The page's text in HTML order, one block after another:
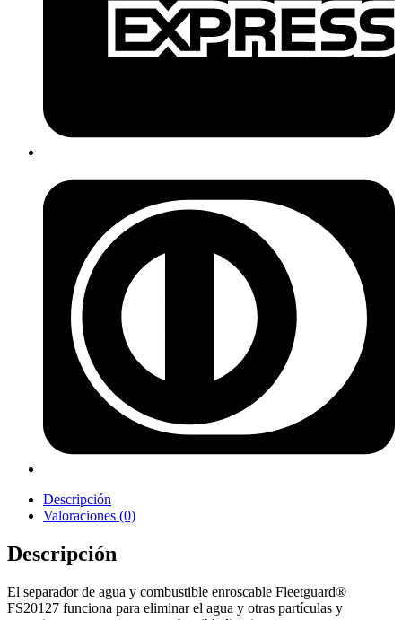
Descripción
Valoraciones (0)
Descripción
El separador de agua y combustible enroscable Fleetguard®
FS20127 funciona para eliminar el agua y otras partículas y